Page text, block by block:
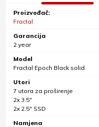
Proizvođač:
Fractal
Garancija
2 year
Model
Fractal Epoch Black solid
Utori
7 utora za proširenje
2x 3.5"
2x 2.5" SSD
Namjena